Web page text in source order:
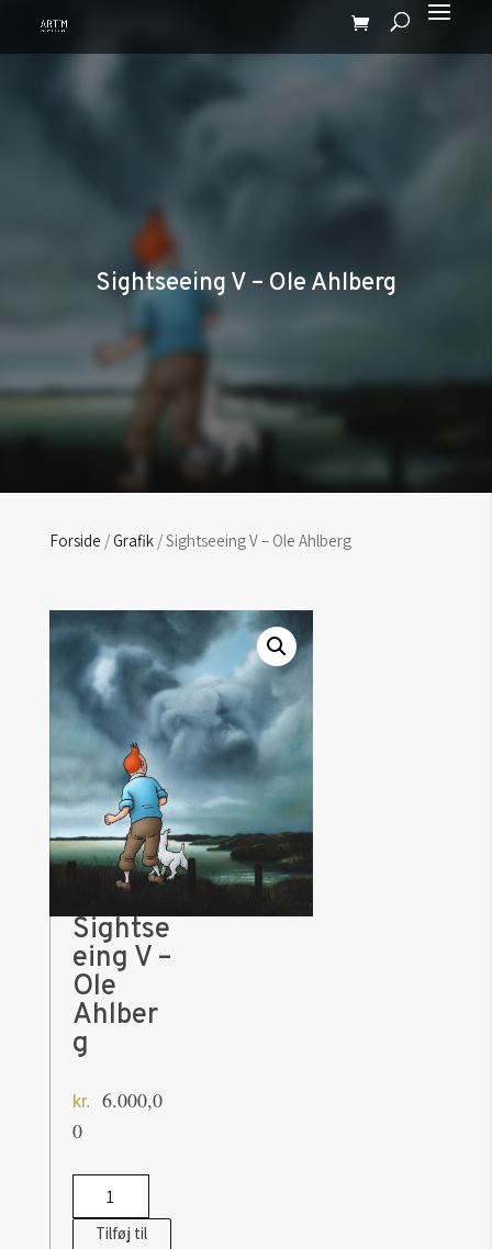
Sightseeing V – Ole Ahlberg
Forside /Grafik/ Sightseeing V – Ole Ahlberg
Sightse
eing V –
Ole
Ahlber
g
kr.
6.000,0
0
Sightseeing
V
Tilføj til